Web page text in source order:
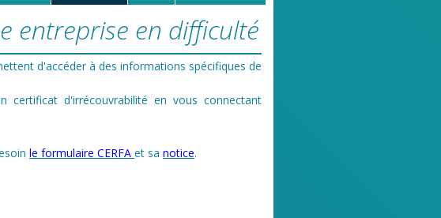
entreprise en difficulté
d'accéder à des informations spécifiques de
certificat d'irrécouvrabilité en vous connectant
le formulaire CERFA et sa notice.